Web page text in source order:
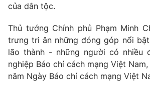
của dân tộc.
Thủ tướng Chính phủ Phạm Minh
trưng tri ân những đóng góp nổi
lão thành - những người có nhiều
nghiệp Báo chí cách mạng Việt
năm Ngày Báo chí cách mạng Việt